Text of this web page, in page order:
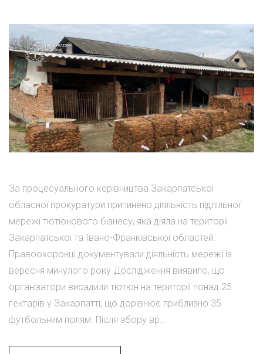
За процесуального керівництва Закарпатської
обласної прокуратури припинено діяльність підпільної
мережі тютюнового бізнесу, яка діяла на території
Закарпатської та Івано-Франківської областей.
Правоохоронці документували діяльність мережі із
вересня минулого року Дослідження виявило, що
організатори висадили тютюн на території понад 25
гектарів у Закарпатті, що дорівнює приблизно 35
футбольним полям. Після збору вр...